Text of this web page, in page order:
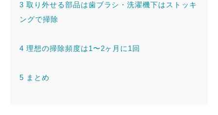
3 取り外せる部品は歯ブラシ・洗濯機下はストッキ
ングで掃除
4 理想の掃除頻度は1〜2ヶ月に1回
5 まとめ